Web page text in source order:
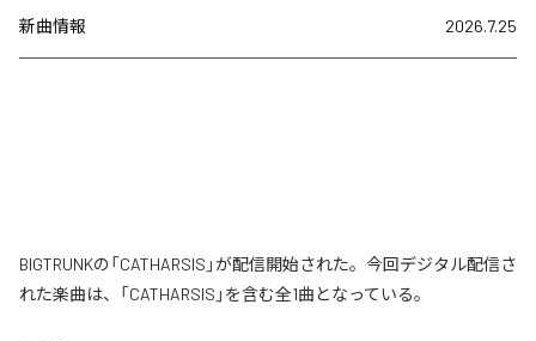
新曲情報 2026.7.25
BIGTRUNKの「CATHARSIS」が配信開始された。今回デジタル配信さ
れた楽曲は、「CATHARSIS」を含む全1曲となっている。